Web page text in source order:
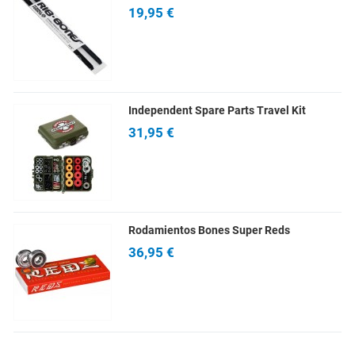
19,95 €
Independent Spare Parts Travel Kit
31,95 €
Rodamientos Bones Super Reds
36,95 €